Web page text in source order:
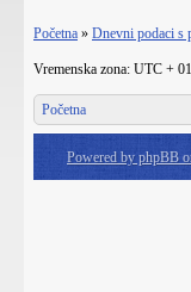
Početna » Dnevni podaci s
Vremenska zona: UTC +
Početna
Powered by phpBB